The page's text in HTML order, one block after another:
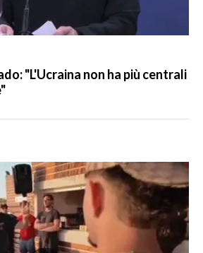
"L'Ucraina non ha più centrali